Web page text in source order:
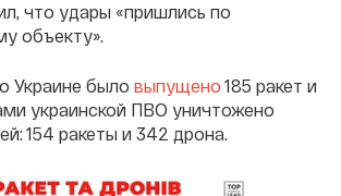
что удары «пришлись по
объекту».
Украине было выпущено 185 ракет и
украинской ПВО уничтожено
154 ракеты и 342 дрона.